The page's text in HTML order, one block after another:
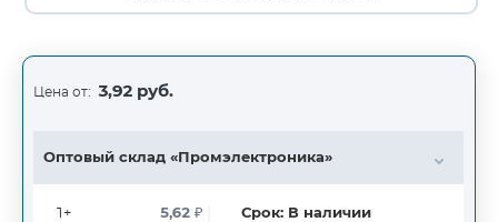
Цена от: 3,92 руб.
Оптовый склад «Промэлектроника»
1+
5,62₽
Срок: В наличии